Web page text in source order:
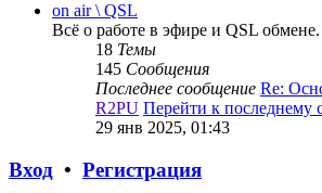
on air \ QSL
Всё о работе в эфире и QSL обмене.
18 Темы
145 Сообщения
Последнее сообщение Re:
R2PU Перейти к последнему
29 янв 2025, 01:43
Вход • Регистрация